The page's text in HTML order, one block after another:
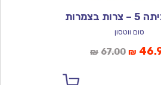
בצמרות
טום ווטסון
₪ 67.00המחיר
₪